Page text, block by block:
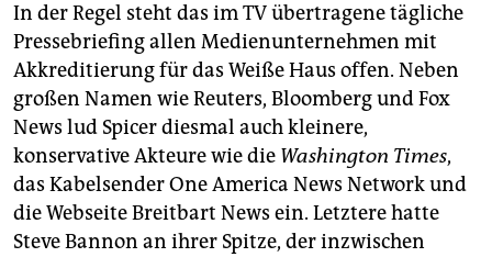
In der Regel steht das im TV übertragene tägliche
Pressebriefing allen Medienunternehmen mit
Akkreditierung für das Weiße Haus offen. Neben
großen Namen wie Reuters, Bloomberg und Fox
News lud Spicer diesmal auch kleinere,
konservative Akteure wie die Washington Times,
das Kabelsender One America News Network und
die Webseite Breitbart News ein. Letztere hatte
Steve Bannon an ihrer Spitze, der inzwischen